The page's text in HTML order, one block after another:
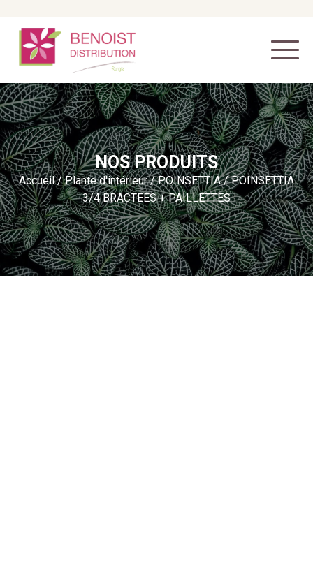
NOS PRODUITS
Accueil/Plante d'intérieur/POINSETTIA/ POINSETTIA
3/4 BRACTEES + PAILLETTES